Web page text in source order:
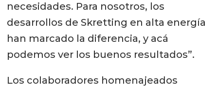
necesidades. Para nosotros, los
desarrollos de Skretting en alta energía
han marcado la diferencia, y acá
podemos ver los buenos resultados”.
Los colaboradores homenajeados